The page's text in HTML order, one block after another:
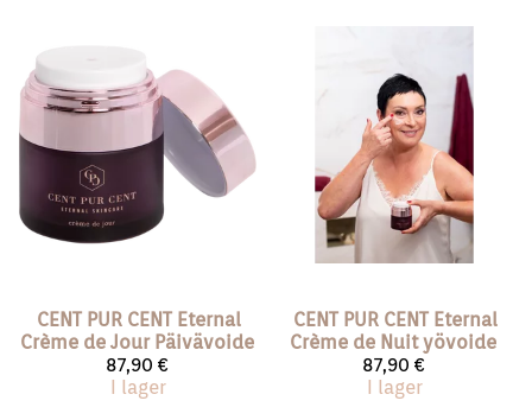
CENT PUR CENT Eternal
Crème de Jour Päivävoide
87,90 €
I lager
CENT PUR CENT Eternal
Crème de Nuit yövoide
87,90 €
I lager